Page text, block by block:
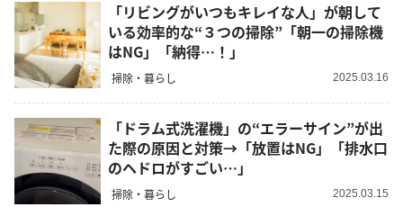
「リビングがいつもキレイな人」が朝して
いる効率的な“３つの掃除”「朝一の掃除機
はNG」「納得…！」
掃除・暮らし 2025.03.16
「ドラム式洗濯機」の“エラーサイン”が出
た際の原因と対策→「放置はNG」「排水口
のヘドロがすごい…」
掃除・暮らし 2025.03.15